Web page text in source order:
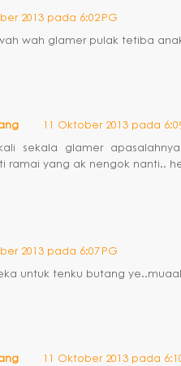
2013 pada 6:02 PG
wah glamer pulak tetiba
11 Oktober 2013 pada
sekala glamer
ramai yang ak nengok nanti..
2013 pada 6:07 PG
untuk tenku butang
11 Oktober 2013 pada